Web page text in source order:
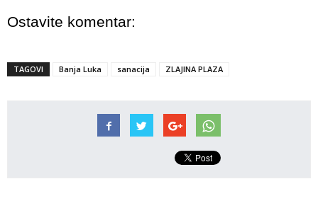
Ostavite komentar:
TAGOVI Banja Luka sanacija ZLAJINA PLAZA